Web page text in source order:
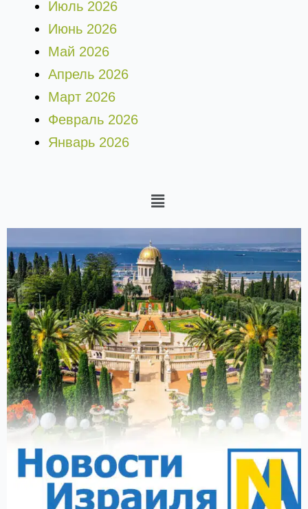
Июль 2026
Июнь 2026
Май 2026
Апрель 2026
Март 2026
Февраль 2026
Январь 2026
Меню